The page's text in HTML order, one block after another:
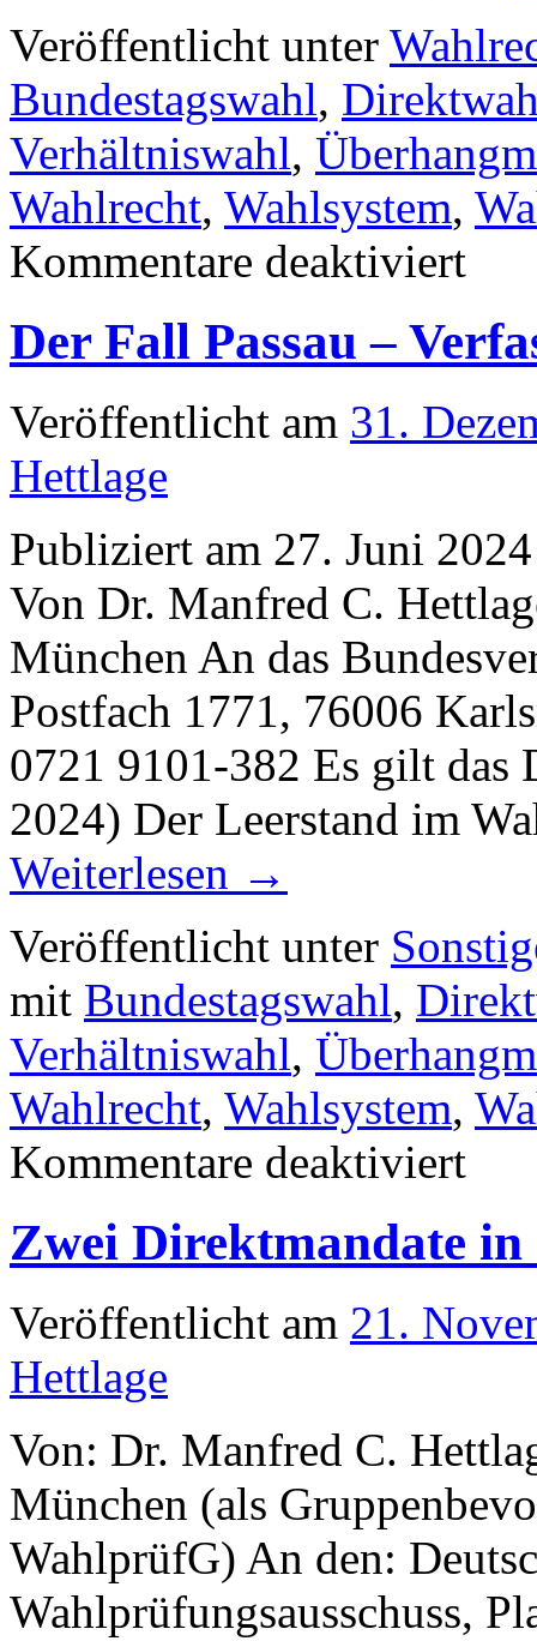
Veröffentlicht unter
Bundestagswahl,
Verhältniswahl,
Wahlrecht, Wahlsystem,
Kommentare deaktiviert
Nr.
242/
Der Fall Passau –
Veröffentlicht am 31.
Hettlage
Publiziert am 27. Juni
Von Dr. Manfred C.
München An das
Postfach 1771, 76006
0721 9101-382 Es gilt das
2024) Der Leerstand im
Weiterlesen →
Veröffentlicht unter
mit Bundestagswahl,
Verhältniswahl,
Wahlrecht, Wahlsystem,
Kommentare deaktiviert
Zwei Direktmandate in
Veröffentlicht am 21.
Hettlage
Von: Dr. Manfred C.
München (als
WahlprüfG) An den:
Wahlprüfungsausschuss,